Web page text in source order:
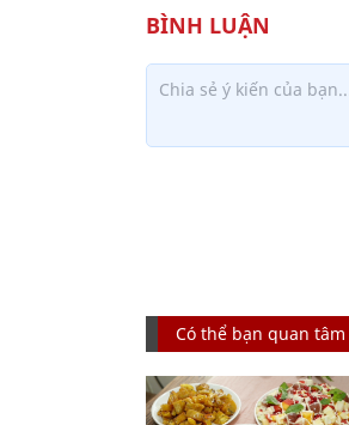
Có thể bạn quan tâm